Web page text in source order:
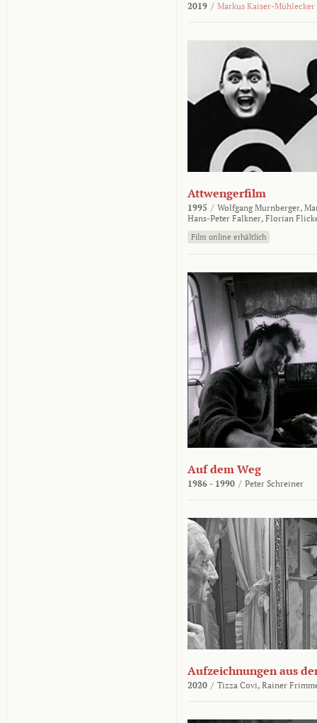
2019 / Markus Kaiser-Mühlecker
Attwengerfilm
1995 / Wolfgang Murnberger,
Hans-Peter Falkner, Florian
Film online erhältlich
Auf dem Weg
1986 - 1990 / Peter Schreiner
Aufzeichnungen aus
2020 / Tizza Covi, Rainer